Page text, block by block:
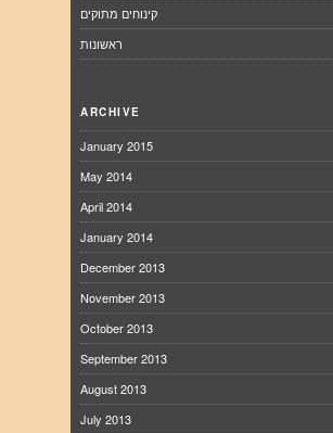
קינוחים מתוקים
ראשונות
ARCHIVE
January 2015
May 2014
April 2014
January 2014
December 2013
November 2013
October 2013
September 2013
August 2013
July 2013